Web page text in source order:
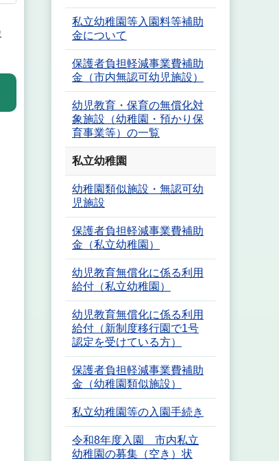
私立幼稚園等入園料等補助
金について
保護者負担軽減事業費補助
金（市内無認可幼児施設）
幼児教育・保育の無償化対
象施設（幼稚園・預かり保
育事業等）の一覧
私立幼稚園
幼稚園類似施設・無認可幼
児施設
保護者負担軽減事業費補助
金（私立幼稚園）
幼児教育無償化に係る利用
給付（私立幼稚園）
幼児教育無償化に係る利用
給付（新制度移行園で1号
認定を受けている方）
保護者負担軽減事業費補助
金（幼稚園類似施設）
私立幼稚園等の入園手続き
令和8年度入園 市内私立
幼稚園の募集（空き）状